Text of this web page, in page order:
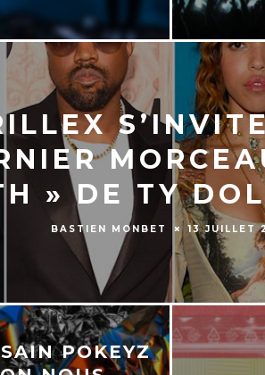
» DE TY
BASTIEN MONBET 13 JUILLET
POKEYZ